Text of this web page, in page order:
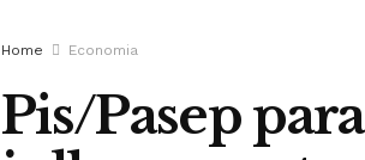
Home Economia
Pis/Pasep